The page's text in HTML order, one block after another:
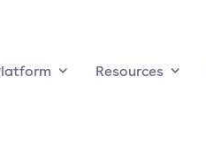
Resources